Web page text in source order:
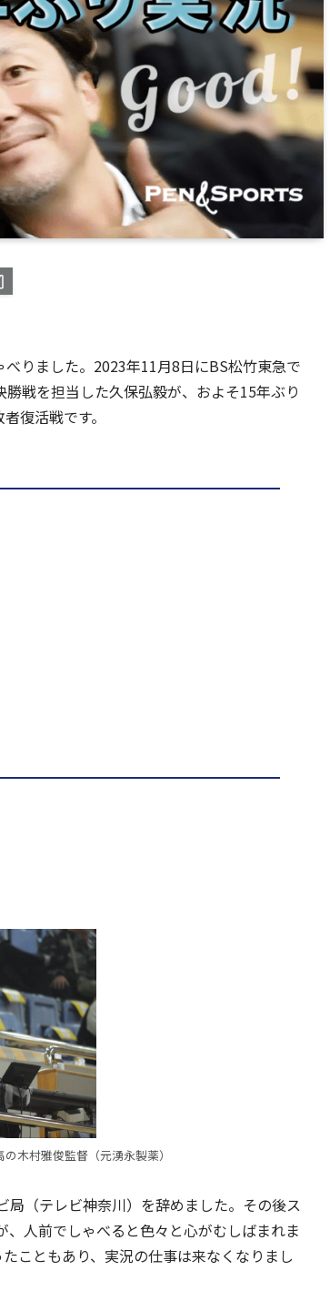
りました。2023年11月8日にBS松竹東急で
戦を担当した久保弘毅が、およそ15年ぶり
復活戦です。
木村雅俊監督（元湧永製薬）
局（テレビ神奈川）を辞めました。その後ス
人前でしゃべると色々と心がむしばまれま
こともあり、実況の仕事は来なくなりまし